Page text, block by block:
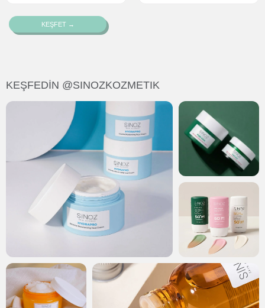
KEŞFET →
KEŞFEDİN @SINOZKOZMETIK